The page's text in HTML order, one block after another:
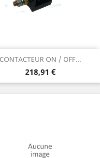
ON / OFF...
Prix
218,91 €
Aperçu rapide